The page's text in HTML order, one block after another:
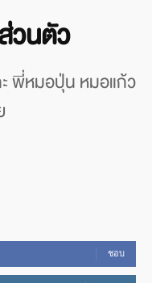
วนตัว
พี่หมอปุ่น หมอแก้ว
ชอบ